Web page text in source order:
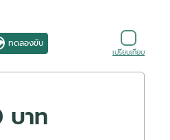
ทดลองขับ
เปรียบเทียบ
าท